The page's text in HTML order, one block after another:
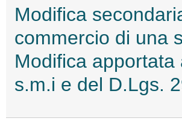
Modifica
commercio di una
Modifica
s.m.i e del D.Lgs.